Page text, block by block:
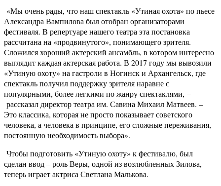
«Мы очень рады, что наш спектакль «Утиная охота» по пьесе
Александра Вампилова был отобран организаторами
фестиваля. В репертуаре нашего театра эта постановка
рассчитана на «продвинутого», понимающего зрителя.
Сложился хороший актерский ансамбль, в котором интересно
выглядит каждая актерская работа. В 2017 году мы вывозили
«Утиную охоту» на гастроли в Ногинск и Архангельск, где
спектакль получил поддержку зрителя наравне с
популярными, более легкими по жанру спектаклями, –
рассказал директор театра им. Савина Михаил Матвеев. –
Это классика, которая не просто показывает советского
человека, а человека в принципе, его сложные переживания,
постоянную необходимость выбора».
Чтобы подготовить «Утиную охоту» к фестивалю, был
сделан ввод – роль Веры, одной из возлюбленных Зилова,
теперь играет актриса Светлана Малькова.